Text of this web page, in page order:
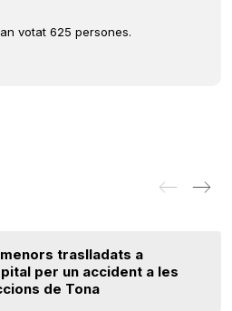
votat 625 persones.
traslladats a
per un accident a les
de Tona